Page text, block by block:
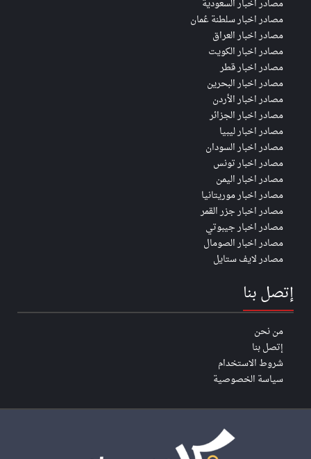
مصادر اخبار السعودية
مصادر اخبار سلطنة عُمان
مصادر اخبار العراق
مصادر اخبار الكويت
مصادر اخبار قطر
مصادر اخبار البحرين
مصادر اخبار الأردن
مصادر اخبار الجزائر
مصادر اخبار ليبيا
مصادر اخبار السودان
مصادر اخبار تونس
مصادر اخبار اليمن
مصادر اخبار موريتانيا
مصادر اخبار جزر القمر
مصادر اخبار جيبوتي
مصادر اخبار الصومال
مصادر لايف ستايل
إتصل بنا
من نحن
إتصل بنا
شروط الاستخدام
سياسة الخصوصية